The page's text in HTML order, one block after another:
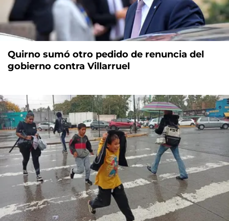
Quirno sumó otro pedido de renuncia del
gobierno contra Villarruel